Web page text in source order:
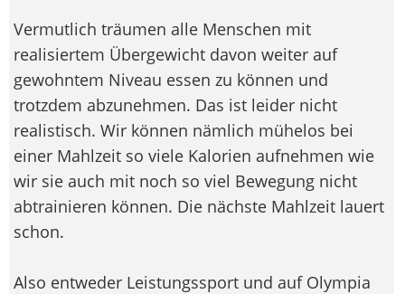
Vermutlich träumen alle Menschen mit
realisiertem Übergewicht davon weiter auf
gewohntem Niveau essen zu können und
trotzdem abzunehmen. Das ist leider nicht
realistisch. Wir können nämlich mühelos bei
einer Mahlzeit so viele Kalorien aufnehmen wie
wir sie auch mit noch so viel Bewegung nicht
abtrainieren können. Die nächste Mahlzeit lauert
schon.
Also entweder Leistungssport und auf Olympia